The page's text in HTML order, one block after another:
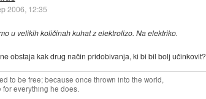
2006, 12:35
u velikih količinah kuhat z elektrolizo. Na elektriko.
obstaja kak drug način pridobivanja, ki bi bil bolj učinkovit?
to be free; because once thrown into the world,
everything he does.